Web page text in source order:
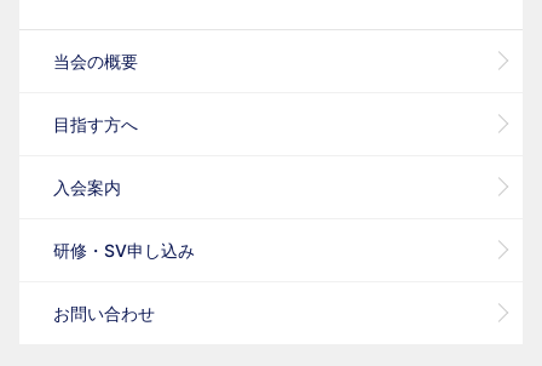
当会の概要
目指す方へ
入会案内
研修・SV申し込み
お問い合わせ